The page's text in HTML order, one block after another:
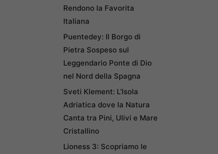
Rendono la Favorita
Italiana
Puentedey: Il Borgo di
Pietra Sospeso sul
Leggendario Ponte di Dio
nel Nord della Spagna
Sveti Klement: L’Isola
Adriatica dove la Natura
Canta tra Pini, Ulivi e Mare
Cristallino
Lioness 3: Scopriamo le